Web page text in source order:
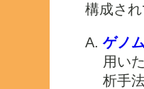
構成され
ゲノ
用い
析手